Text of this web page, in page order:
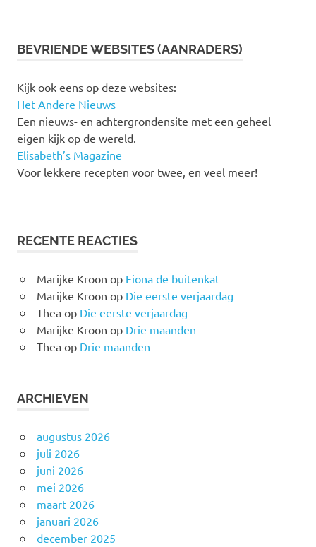
BEVRIENDE WEBSITES (AANRADERS)
Kijk ook eens op deze websites:
Het Andere Nieuws
Een nieuws- en achtergrondensite met een geheel
eigen kijk op de wereld.
Elisabeth’s Magazine
Voor lekkere recepten voor twee, en veel meer!
RECENTE REACTIES
Marijke Kroon op Fiona de buitenkat
Marijke Kroon op Die eerste verjaardag
Theaop Die eerste verjaardag
Marijke Kroon op Drie maanden
Theaop Drie maanden
ARCHIEVEN
augustus 2026
juli 2026
juni 2026
mei 2026
maart 2026
januari 2026
december 2025